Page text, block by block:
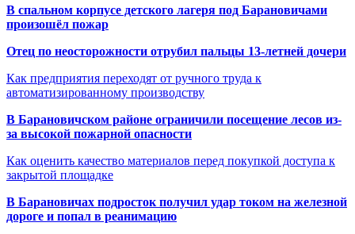
В спальном корпусе детского лагеря под Барановичами
произошёл пожар
Отец по неосторожности отрубил пальцы 13-летней дочери
Как предприятия переходят от ручного труда к
автоматизированному производству
В Барановичском районе ограничили посещение лесов из-
за высокой пожарной опасности
Как оценить качество материалов перед покупкой доступа к
закрытой площадке
В Барановичах подросток получил удар током на железной
дороге и попал в реанимацию